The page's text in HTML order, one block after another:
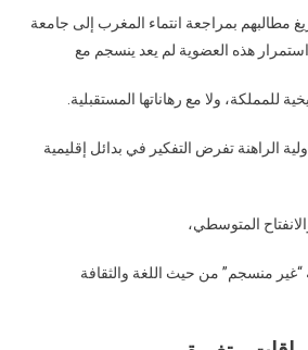
مطالبهم بمراجعة انتماء المغرب إلى جامعة
استمرار هذه العضوية لم يعد ينسجم مع
للمملكة، ولا مع رهاناتها المستقبلية.
الراهنة تفرض التفكير في بدائل إقليمية
المتوسطي،
“غير منسجم” من حيث اللغة والثقافة